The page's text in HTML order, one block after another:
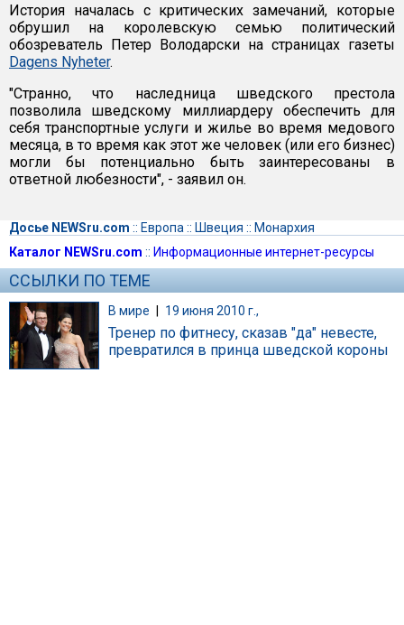
История началась с критических замечаний, которые
обрушил на королевскую семью политический
обозреватель Петер Володарски на страницах газеты
Dagens Nyheter.
"Странно, что наследница шведского престола
позволила шведскому миллиардеру обеспечить для
себя транспортные услуги и жилье во время медового
месяца, в то время как этот же человек (или его бизнес)
могли бы потенциально быть заинтересованы в
ответной любезности", - заявил он.
Досье NEWSru.com :: Европа :: Швеция :: Монархия
Каталог NEWSru.com :: Информационные интернет-ресурсы
ССЫЛКИ ПО ТЕМЕ
В мире | 19 июня 2010 г.,
Тренер по фитнесу, сказав "да" невесте,
превратился в принца шведской короны